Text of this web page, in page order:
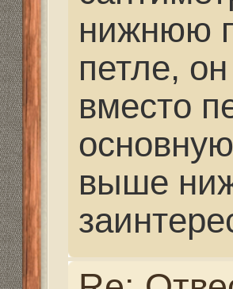
там кол
рыбалка на
тем
бывало
глубине и
30ть лунок
НЕТ)))))
кстате не